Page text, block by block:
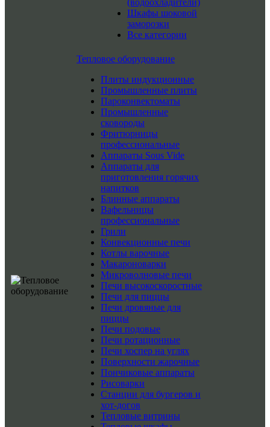
(водоохладители)
Шкафы шоковой
заморозки
Все категории
Тепловое оборудование
Плиты индукционные
Промышленные плиты
Пароконвектоматы
Промышленные
сковороды
Фритюрницы
профессиональные
Аппараты Sous Vide
Аппараты для
приготовления горячих
напитков
Блинные аппараты
Вафельницы
профессиональные
Грили
Конвекционные печи
Котлы варочные
Макароноварки
Микроволновые печи
Печи высокоскоростные
Печи для пиццы
Печи дровяные для
пиццы
Печи подовые
Печи ротационные
Печи хоспер на углях
Поверхности жарочные
Пончиковые аппараты
Рисоварки
Станции для бургеров и
хот-догов
Тепловые витрины